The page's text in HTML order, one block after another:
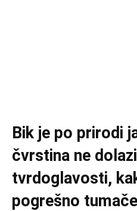
Bik je po prirodi
čvrstina ne
tvrdoglavosti,
pogrešno